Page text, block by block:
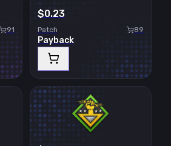
91
$0.23
Patch 89
Payback